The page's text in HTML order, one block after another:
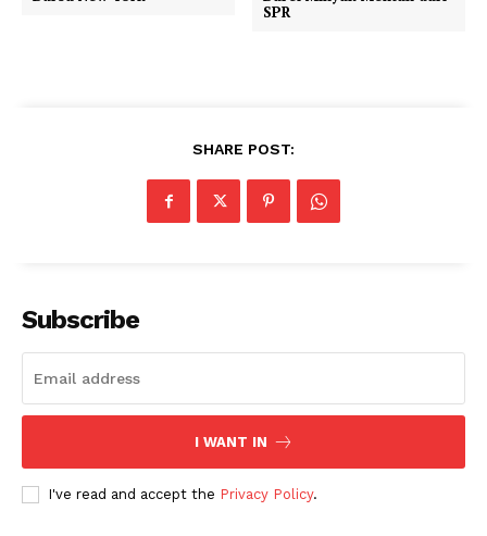
SPR
SHARE POST:
Subscribe
I WANT IN
I've read and accept the Privacy Policy.